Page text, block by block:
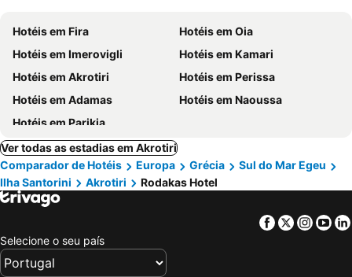
Hotéis em Fira
Hotéis em Oia
Hotéis em Imerovigli
Hotéis em Kamari
Hotéis em Akrotiri
Hotéis em Perissa
Hotéis em Adamas
Hotéis em Naoussa
Hotéis em Parikia
Ver todas as estadias em Akrotiri
Comparador de Hotéis
Europa Grécia
Sul do Mar Egeu
Ilha Santorini
Akrotiri Rodakas Hotel
Facebook
Twitter
Selecione o seu país